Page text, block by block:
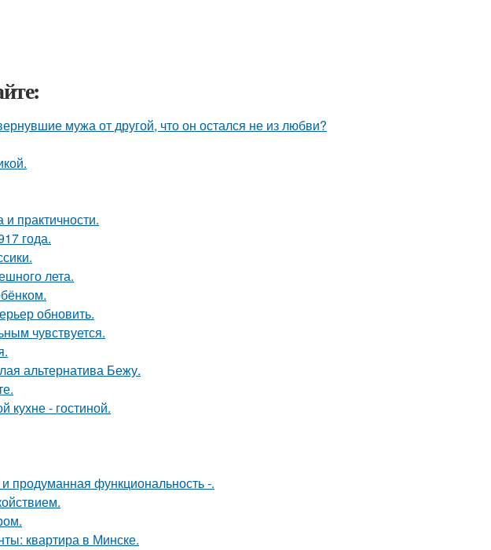
мужа от другой, что он остался не из любви?
практичности.
года.
лета.
обновить.
чувствуется.
альтернатива Бежу.
кухне - гостиной.
продуманная функциональность -.
квартира в Минске.